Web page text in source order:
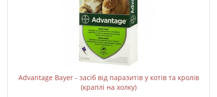
Advantage Bayer - засіб від паразитів у котів та кролів
(краплі на холку)